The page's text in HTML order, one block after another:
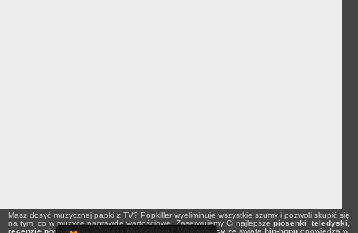
Masz dosyć muzycznej papki z TV? Popkiller wyeliminuje wszystkie szumy i pozwoli skupić się
na tym, co w muzyce naprawdę wartościowe. Zaserwujemy Ci najlepsze piosenki, teledyski,